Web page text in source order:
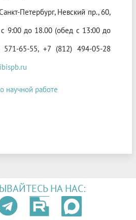
Петербург, Невский пр., 60,
с 9:00 до 18.00 (обед с 13:00 до
571-65-55, +7 (812) 494-05-28
научной работе
НА НАС: